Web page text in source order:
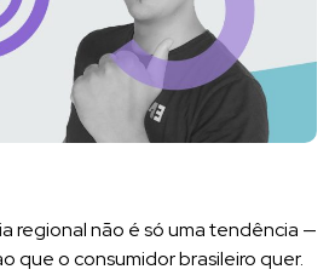
regional não é só uma tendência —
que o consumidor brasileiro quer.